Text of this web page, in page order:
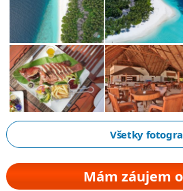
Všetky
Mám záujem